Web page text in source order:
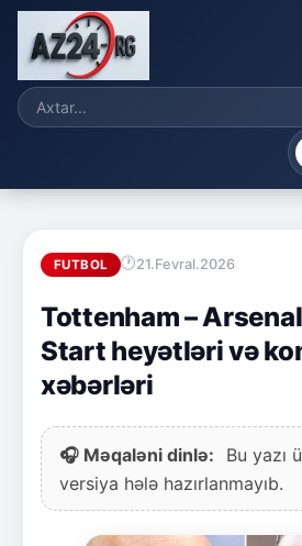
FUTBOL 21.Fevral.2026
Tottenham –
Start heyətləri və
xəbərləri
🎧 Məqaləni dinlə:
Bu yazı
versiya hələ hazırlanmayıb.